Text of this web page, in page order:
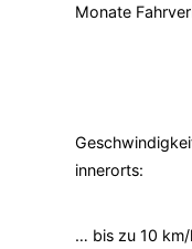
Monate
innerorts:
… bis zu 10 km/